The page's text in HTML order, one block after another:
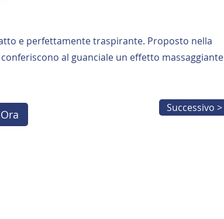
e perfettamente traspirante. Proposto nella
al guanciale un effetto massaggiante
Successivo >